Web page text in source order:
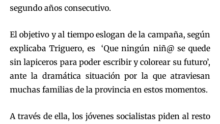
segundo años consecutivo.
El objetivo y al tiempo eslogan de la campaña, según
explicaba Triguero, es ‘Que ningún niñ@ se quede
sin lapiceros para poder escribir y colorear su futuro’,
ante la dramática situación por la que atraviesan
muchas familias de la provincia en estos momentos.
A través de ella, los jóvenes socialistas piden al resto